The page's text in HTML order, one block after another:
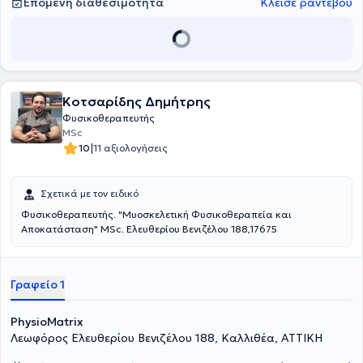
Κοτσαρίδης Δημήτρης
Φυσικοθεραπευτής
MSc
10|11 αξιολογήσεις
Σχετικά με τον ειδικό
Φυσικοθεραπευτής. "Μυοσκελετική Φυσικοθεραπεία και
Αποκατάσταση" MSc. Ελευθερίου Βενιζέλου 188,17675
Γραφείο 1
PhysioMatrix
Λεωφόρος Ελευθερίου Βενιζέλου 188, Καλλιθέα, ΑΤΤΙΚΗ